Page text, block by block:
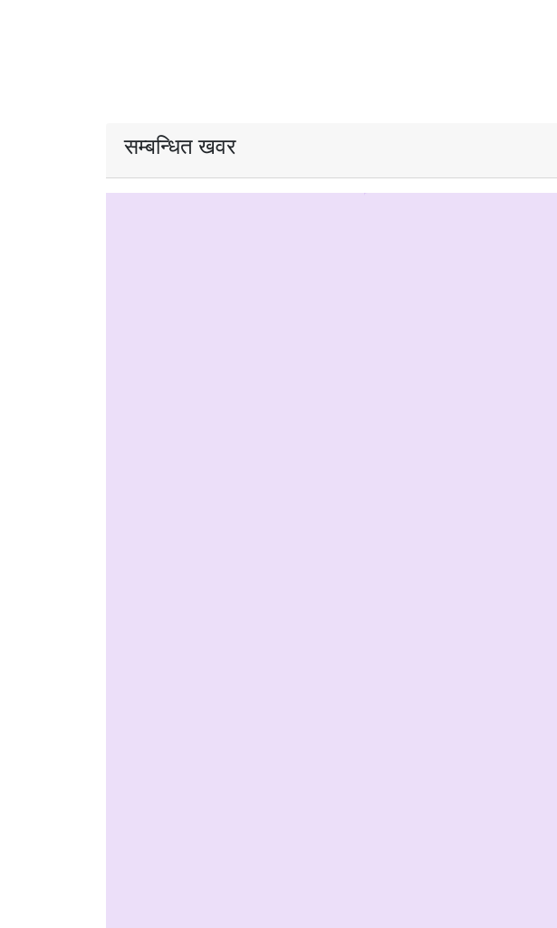
सम्बन्धित खवर